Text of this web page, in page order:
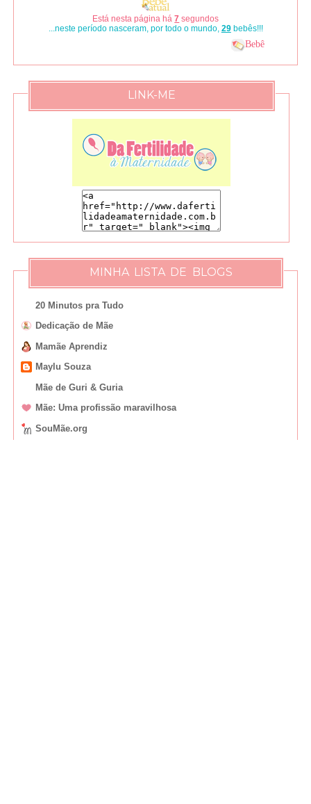
Está nesta página há8 segundos
...neste período nasceram, por todo o mundo, 33bebês!!!
Bebê
LINK-ME
MINHA LISTA DE BLOGS
20 Minutos pra Tudo
Dedicação de Mãe
Mamãe Aprendiz
Maylu Souza
Mãe de Guri & Guria
Mãe: Uma profissão maravilhosa
SouMãe.org